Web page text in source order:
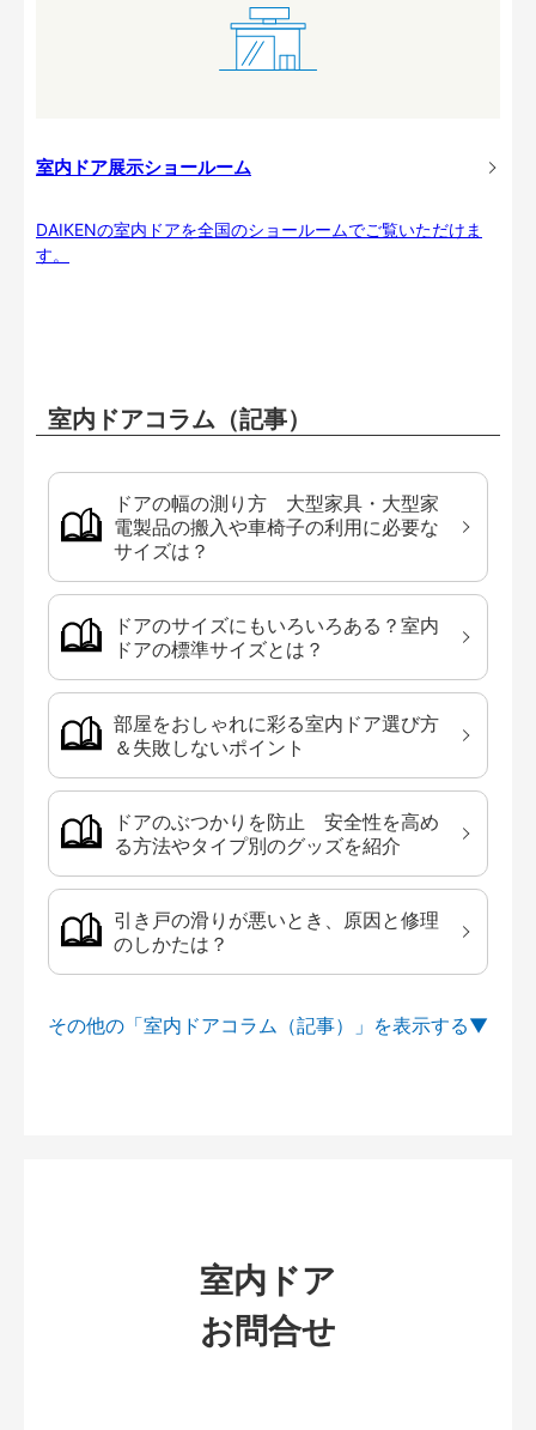
室内ドア展示ショールーム
DAIKENの室内ドアを全国のショールームでご覧いただけま
す。
室内ドアコラム（記事）
ドアの幅の測り方 大型家具・大型家
電製品の搬入や車椅子の利用に必要な
サイズは？
ドアのサイズにもいろいろある？室内
ドアの標準サイズとは？
部屋をおしゃれに彩る室内ドア選び方
＆失敗しないポイント
ドアのぶつかりを防止 安全性を高め
る方法やタイプ別のグッズを紹介
引き戸の滑りが悪いとき、原因と修理
のしかたは？
その他の「室内ドアコラム（記事）」を
室内ドア
お問合せ